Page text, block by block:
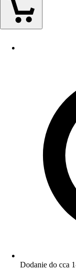
Dodanie do cca